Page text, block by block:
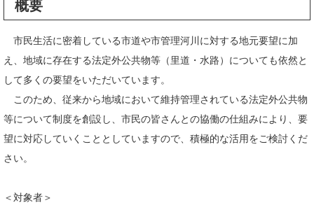
概要
市民生活に密着している市道や市管理河川に対する地元要望に加
え、地域に存在する法定外公共物等（里道・水路）についても依然と
して多くの要望をいただいています。
このため、従来から地域において維持管理されている法定外公共物
等について制度を創設し、市民の皆さんとの協働の仕組みにより、要
望に対応していくこととしていますので、積極的な活用をご検討くだ
さい。
＜対象者＞